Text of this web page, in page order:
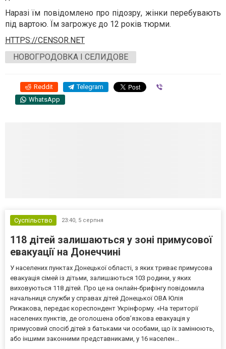
Наразі їм повідомлено про підозру, жінки перебувають
під вартою. Їм загрожує до 12 років тюрми.
HTTPS://CENSOR.NET
НОВОГРОДОВКА І СЕЛИДОВЕ
Reddit Telegram
WhatsApp
Суспільство 23:40, 5 серпня
118 дітей залишаються у зоні примусової
евакуації на Донеччині
У населених пунктах Донецької області, з яких триває примусова
евакуація сімей із дітьми, залишаються 103 родини, у яких
виховуються 118 дітей. Про це на онлайн-брифінгу повідомила
начальниця служби у справах дітей Донецької ОВА Юлія
Рижакова, передає кореспондент Укрінформу. «На території
населених пунктів, де оголошена обов’язкова евакуація у
примусовий спосіб дітей з батьками чи особами, що їх замінюють,
або іншими законними представниками, у 16 населен...